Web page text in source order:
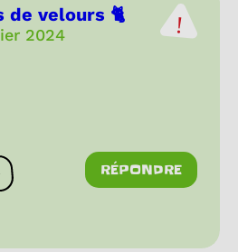
de velours 🐈
2024
les réactions
RÉPONDRE